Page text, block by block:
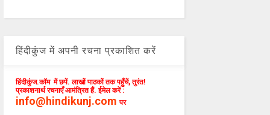
हिंदीकुंज में अपनी रचना प्रकाशित करें
हिंदीकुंज.कॉम में छपें. लाखों पाठकों तक पहुँचें, तुरंत!
प्रकाशनार्थ रचनाएँ आमंत्रित हैं. ईमेल करें :
info@hindikunj.com पर